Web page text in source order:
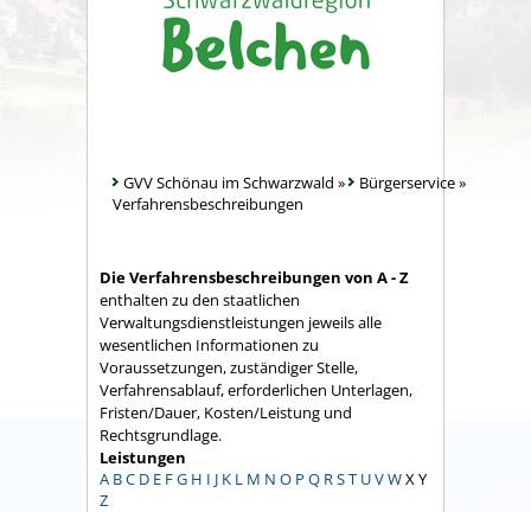
GVV Schönau im Schwarzwald » Bürgerservice»
Verfahrensbeschreibungen
Die Verfahrensbeschreibungen von A - Z
enthalten zu den staatlichen
Verwaltungsdienstleistungen jeweils alle
wesentlichen Informationen zu
Voraussetzungen, zuständiger Stelle,
Verfahrensablauf, erforderlichen Unterlagen,
Fristen/Dauer, Kosten/Leistung und
Rechtsgrundlage.
Leistungen
A BC D E FG H I J K L M N O P Q RST UVWX Y
Z